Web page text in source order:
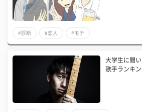
#診断 #恋人 #モテ
大学生に聞
歌手ランキ